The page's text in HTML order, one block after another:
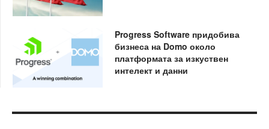
Progress Software придобива
бизнеса на Domo около
платформата за изкуствен
интелект и данни